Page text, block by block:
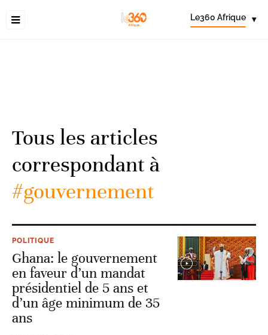
Le360 Afrique ▾
Tous les articles
correspondant à
#gouvernement
POLITIQUE
Ghana: le gouvernement
en faveur d’un mandat
présidentiel de 5 ans et
d’un âge minimum de 35
ans